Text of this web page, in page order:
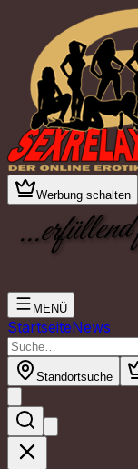
Werbung schalten
MENÜ
StartseiteNews
Standortsuche